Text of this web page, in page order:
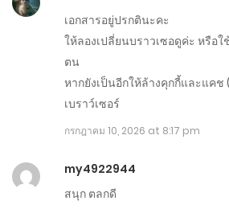
ตอนที่ 991-1000
ตอนที่ 981-990
มิถุนายน 15, 2026
ตอนที่ 971-980
เอกสารอยู่ปรกตินะคะ
ให้ลองเปลี่ยนบราวเซอดูค่ะ หรือ
ตน
หากยังเป็นอีกให้ล้างคุกกี้และแค
เบราว์เซอร์
กรกฎาคม 10, 2026 at 8:17 pm
my4922944
สนุก ตลกดี